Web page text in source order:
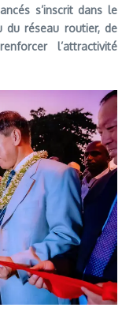
s’inscrit dans le
du réseau routier, de
l’attractivité